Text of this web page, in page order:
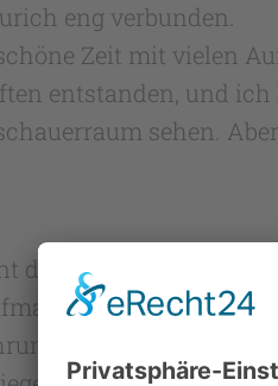
eng verbunden.
Zeit mit vielen
entstanden, und
sehen.
die OHS einen
und
mit, sondern auch